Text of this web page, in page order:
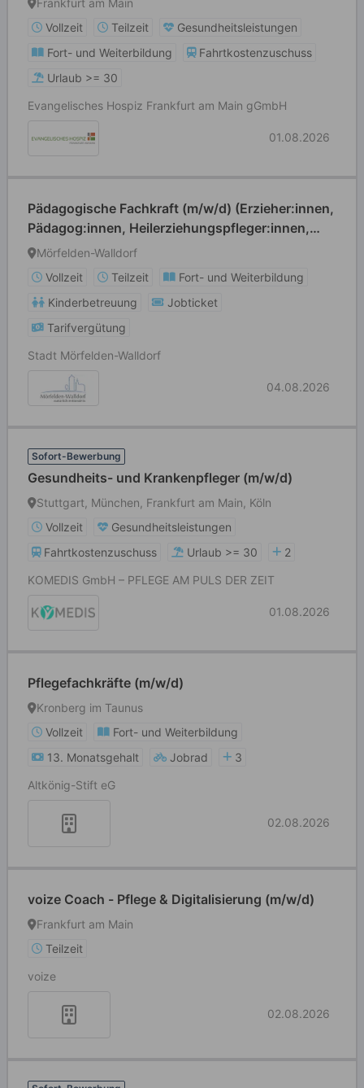
Frankfurt am Main
Vollzeit
Teilzeit
Gesundheitsleistungen
Fort- und Weiterbildung
Fahrtkostenzuschuss
Urlaub >= 30
Evangelisches Hospiz Frankfurt am Main gGmbH
01.08.2026
Pädagogische Fachkraft (m/w/d) (Erzieher:innen,
Pädagog:innen, Heilerziehungspfleger:innen,
Grund- und Förderschullehrer:innen o. ä.)
Mörfelden-Walldorf
Vollzeit
Teilzeit
Fort- und Weiterbildung
Kinderbetreuung
Jobticket
Tarifvergütung
Stadt Mörfelden-Walldorf
04.08.2026
Sofort-Bewerbung
Gesundheits- und Krankenpfleger (m/w/d)
Stuttgart, München, Frankfurt am Main, Köln
Vollzeit
Gesundheitsleistungen
Fahrtkostenzuschuss
Urlaub >= 30
2
KOMEDIS GmbH – PFLEGE AM PULS DER ZEIT
01.08.2026
Pflegefachkräfte (m/w/d)
Kronberg im Taunus
Vollzeit
Fort- und Weiterbildung
13. Monatsgehalt
Jobrad
3
Altkönig-Stift eG
02.08.2026
voize Coach - Pflege & Digitalisierung (m/w/d)
Frankfurt am Main
Teilzeit
voize
02.08.2026